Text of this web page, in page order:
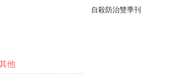
自殺防治雙季刊
他